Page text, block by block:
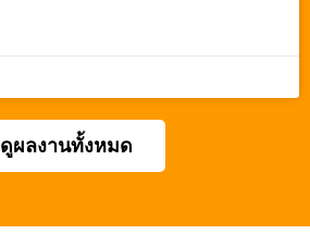
ดูผลงานทั้งหมด